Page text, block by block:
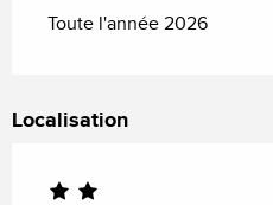
Toute l'année 2026
Localisation